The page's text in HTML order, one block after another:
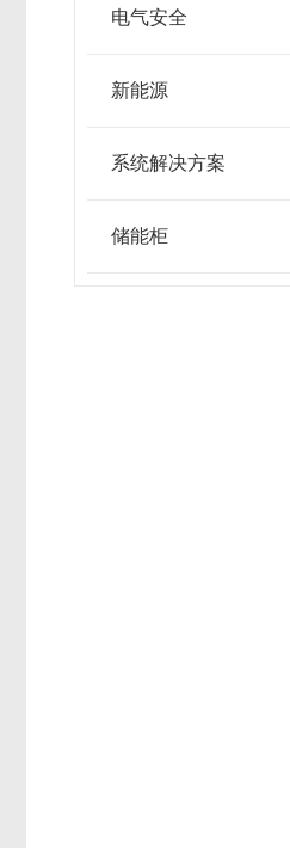
电气安全
新能源
系统解决方案
储能柜